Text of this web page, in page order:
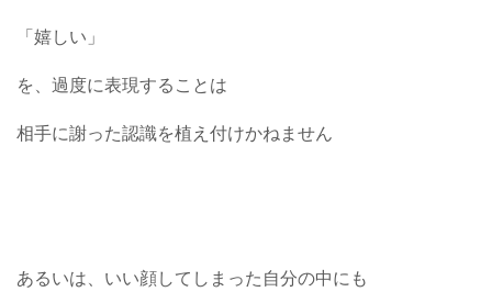
「嬉しい」
を、過度に表現することは
相手に謝った認識を植え付けかねません
あるいは、いい顔してしまった自分の中にも